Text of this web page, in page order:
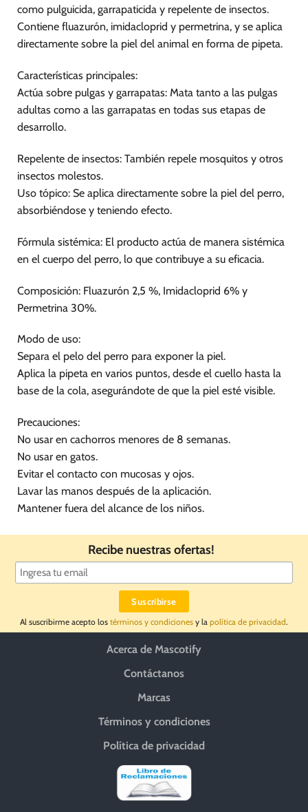
como pulguicida, garrapaticida y repelente de insectos.
Contiene fluazurón, imidacloprid y permetrina, y se aplica
directamente sobre la piel del animal en forma de pipeta.
Características principales:
Actúa sobre pulgas y garrapatas: Mata tanto a las pulgas
adultas como a las garrapatas en todas sus etapas de
desarrollo.
Repelente de insectos: También repele mosquitos y otros
insectos molestos.
Uso tópico: Se aplica directamente sobre la piel del perro,
absorbiéndose y teniendo efecto.
Fórmula sistémica: El producto actúa de manera sistémica
en el cuerpo del perro, lo que contribuye a su eficacia.
Composición: Fluazurón 2,5 %, Imidacloprid 6% y
Permetrina 30%.
Modo de uso:
Separa el pelo del perro para exponer la piel.
Aplica la pipeta en varios puntos, desde el cuello hasta la
base de la cola, asegurándote de que la piel esté visible.
Precauciones:
No usar en cachorros menores de 8 semanas.
No usar en gatos.
Evitar el contacto con mucosas y ojos.
Lavar las manos después de la aplicación.
Mantener fuera del alcance de los niños.
Recibe nuestras ofertas!
Al suscribirme acepto los términos y condiciones y la política de privacidad.
Acerca de Mascotify
Contáctanos
Marcas
Términos y condiciones
Política de privacidad